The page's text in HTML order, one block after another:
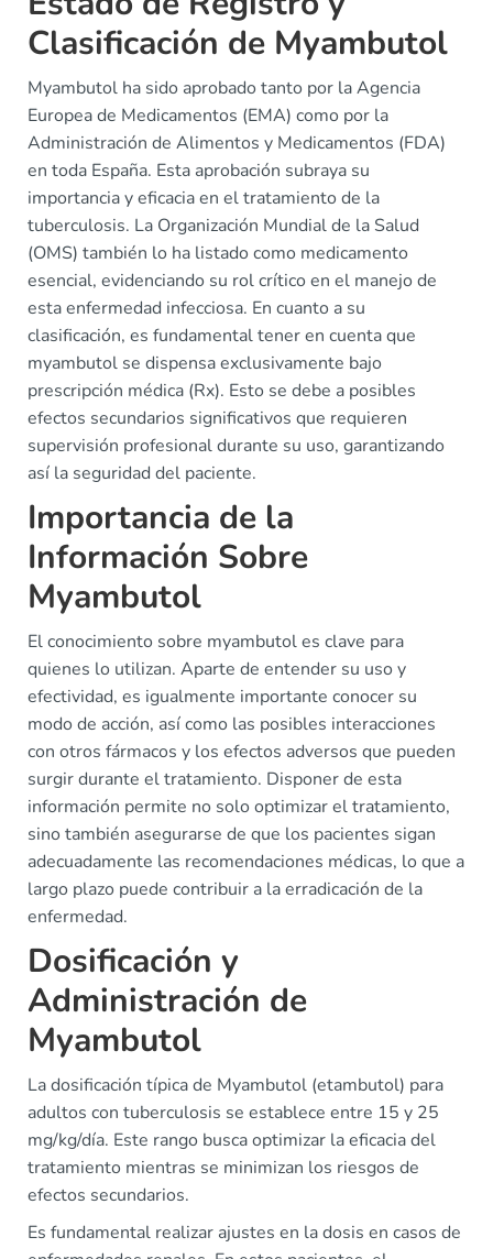
Clasificación de Myambutol
Myambutol ha sido aprobado tanto por la Agencia
Europea de Medicamentos (EMA) como por la
Administración de Alimentos y Medicamentos (FDA)
en toda España. Esta aprobación subraya su
importancia y eficacia en el tratamiento de la
tuberculosis. La Organización Mundial de la Salud
(OMS) también lo ha listado como medicamento
esencial, evidenciando su rol crítico en el manejo de
esta enfermedad infecciosa. En cuanto a su
clasificación, es fundamental tener en cuenta que
myambutol se dispensa exclusivamente bajo
prescripción médica (Rx). Esto se debe a posibles
efectos secundarios significativos que requieren
supervisión profesional durante su uso, garantizando
así la seguridad del paciente.
Importancia de la
Información Sobre
Myambutol
El conocimiento sobre myambutol es clave para
quienes lo utilizan. Aparte de entender su uso y
efectividad, es igualmente importante conocer su
modo de acción, así como las posibles interacciones
con otros fármacos y los efectos adversos que pueden
surgir durante el tratamiento. Disponer de esta
información permite no solo optimizar el tratamiento,
sino también asegurarse de que los pacientes sigan
adecuadamente las recomendaciones médicas, lo que a
largo plazo puede contribuir a la erradicación de la
enfermedad.
Dosificación y
Administración de
Myambutol
La dosificación típica de Myambutol (etambutol) para
adultos con tuberculosis se establece entre 15 y 25
mg/kg/día. Este rango busca optimizar la eficacia del
tratamiento mientras se minimizan los riesgos de
efectos secundarios.
Es fundamental realizar ajustes en la dosis en casos de